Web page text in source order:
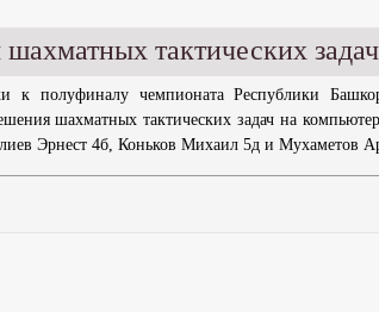
тактических
к полуфиналу чемпионата Республики
шахматных тактических задач на
Эрнест 4б, Коньков Михаил 5д и Мухаметов